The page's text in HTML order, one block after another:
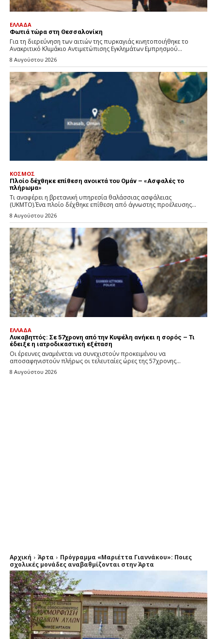
ΕΛΛΑΔΑ
Φωτιά τώρα στη Θεσσαλονίκη
Για τη διερεύνηση των αιτιών της πυρκαγιάς κινητοποιήθηκε το
Ανακριτικό Κλιμάκιο Αντιμετώπισης Εγκλημάτων Εμπρησμού...
8 Αυγούστου 2026
ΚΟΣΜΟΣ
Πλοίο δέχθηκε επίθεση ανοικτά του Ομάν – «Ασφαλές το
πλήρωμα»
Τι αναφέρει η βρετανική υπηρεσία θαλάσσιας ασφάλειας
(UKMTO).Ένα πλοίο δέχθηκε επίθεση από άγνωστης προέλευσης...
8 Αυγούστου 2026
ΕΛΛΑΔΑ
Λυκαβηττός: Σε 57χρονη από την Κυψέλη ανήκει η σορός – Τι
έδειξε η ιατροδικαστική εξέταση
Οι έρευνες αναμένεται να συνεχιστούν προκειμένου να
αποσαφηνιστούν πλήρως οι τελευταίες ώρες της 57χρονης...
8 Αυγούστου 2026